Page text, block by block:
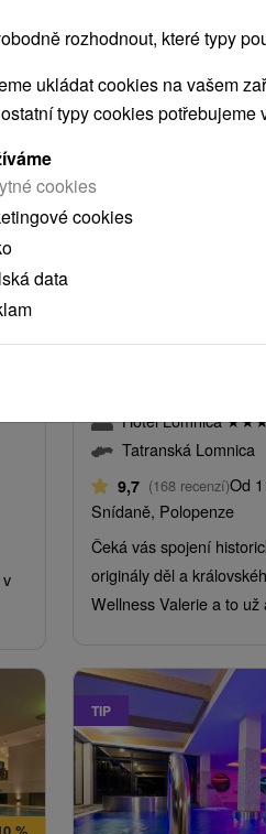
Kč
TIP
Pobyt „Wellness
Hotel Lomnica★★
Tatranská Lomnica
9,7 (168 recenzí)Od
Snídaně, Polopenze
Čeká vás spojení
originály děl a
Wellness Valerie a to
TIP
rozhodnout, které typy
ukládat cookies na vašem
typy cookies potřebujeme
cookies
cookies
data